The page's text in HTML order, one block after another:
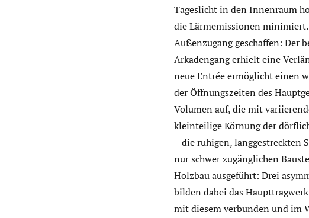
Tageslicht in den Innenraum
die Lärmemissionen minimiert.
Außenzugang geschaffen: Der
Arkadengang erhielt eine
neue Entrée ermöglicht einen
der Öffnungszeiten des
Volumen auf, die mit
kleinteilige Körnung der
– die ruhigen, langgestreck­ten
nur schwer zugänglichen
Holzbau ausgeführt: Drei
bilden dabei das
mit diesem verbunden und im